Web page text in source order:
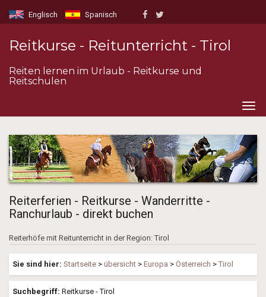
Englisch Spanisch
Reitkurse - Reitunterricht - Tirol
Reiten lernen im Urlaub - Reitkurse und
Reitschulen
Reiterferien - Reitkurse - Wanderritte -
Ranchurlaub - direkt buchen
Reiterhöfe mit Reitunterricht in der Region: Tirol
Sie sind hier: Startseite > übersicht > Europa > Österreich > Tirol
Suchbegriff: Reitkurse - Tirol